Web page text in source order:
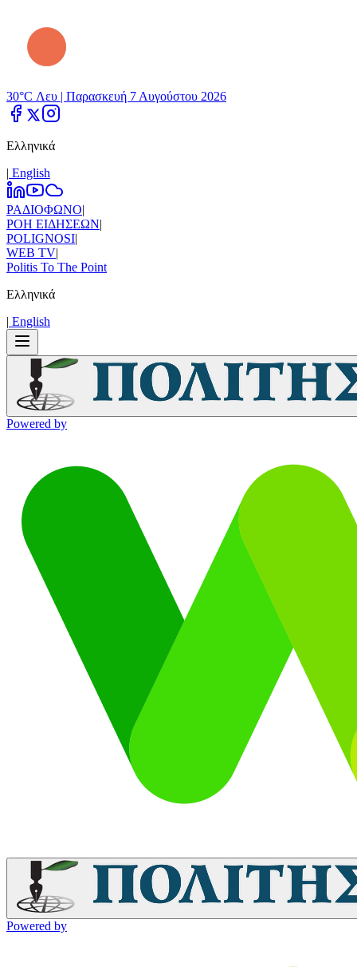
30°C Λευ | Παρασκευή 7 Αυγούστου 2026
Ελληνικά
| Εnglish
ΡΑΔΙΟΦΩΝΟ|
ΡΟΗ ΕΙΔΗΣΕΩΝ|
POLIGNOSI|
WEB TV|
Politis To The Point
Ελληνικά
| Εnglish
Powered by
Powered by